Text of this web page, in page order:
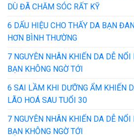
DÙ ĐÃ CHĂM SÓC RẤT KỸ
6 DẤU HIỆU CHO THẤY DA BẠN
HƠN BÌNH THƯỜNG
7 NGUYÊN NHÂN KHIẾN DA DỄ
BẠN KHÔNG NGỜ TỚI
6 SAI LẦM KHI DƯỠNG ẨM KHIẾN
LÃO HOÁ SAU TUỔI 30
7 NGUYÊN NHÂN KHIẾN DA DỄ
BẠN KHÔNG NGỜ TỚI